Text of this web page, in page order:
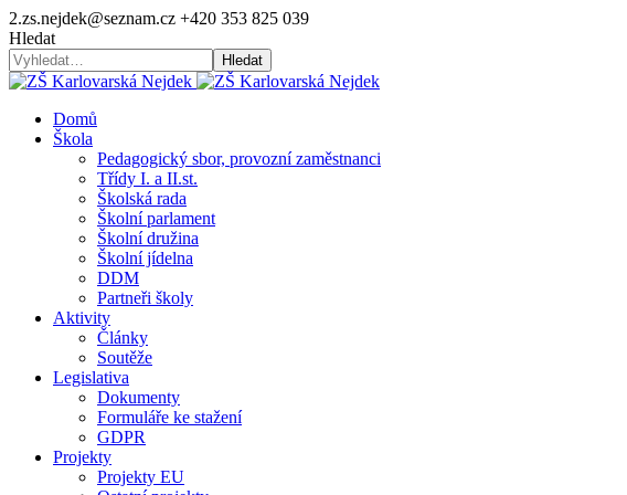
2.zs.nejdek@seznam.cz +420 353 825 039
Hledat
Hledat
Domů
Škola
Pedagogický sbor, provozní zaměstnanci
Třídy I. a II.st.
Školská rada
Školní parlament
Školní družina
Školní jídelna
DDM
Partneři školy
Aktivity
Články
Soutěže
Legislativa
Dokumenty
Formuláře ke stažení
GDPR
Projekty
Projekty EU